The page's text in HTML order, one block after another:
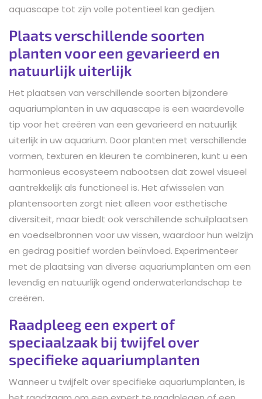
aquascape tot zijn volle potentieel kan gedijen.
Plaats verschillende soorten
planten voor een gevarieerd en
natuurlijk uiterlijk
Het plaatsen van verschillende soorten bijzondere
aquariumplanten in uw aquascape is een waardevolle
tip voor het creëren van een gevarieerd en natuurlijk
uiterlijk in uw aquarium. Door planten met verschillende
vormen, texturen en kleuren te combineren, kunt u een
harmonieus ecosysteem nabootsen dat zowel visueel
aantrekkelijk als functioneel is. Het afwisselen van
plantensoorten zorgt niet alleen voor esthetische
diversiteit, maar biedt ook verschillende schuilplaatsen
en voedselbronnen voor uw vissen, waardoor hun welzijn
en gedrag positief worden beïnvloed. Experimenteer
met de plaatsing van diverse aquariumplanten om een
levendig en natuurlijk ogend onderwaterlandschap te
creëren.
Raadpleeg een expert of
speciaalzaak bij twijfel over
specifieke aquariumplanten
Wanneer u twijfelt over specifieke aquariumplanten, is